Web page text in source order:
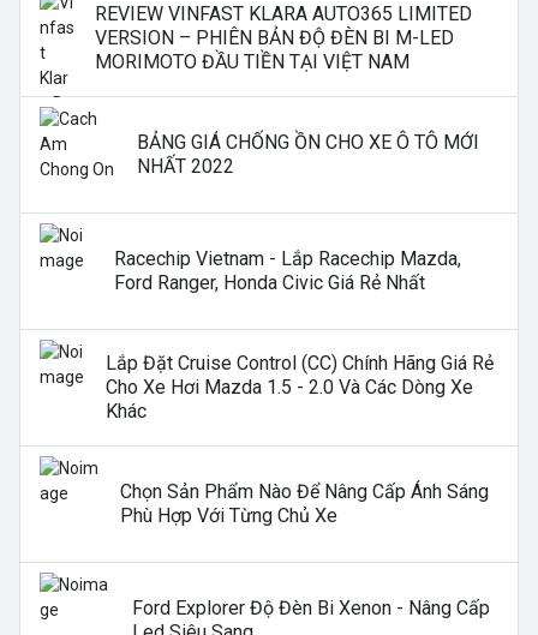
REVIEW VINFAST KLARA AUTO365 LIMITED
VERSION – PHIÊN BẢN ĐỘ ĐÈN BI M-LED
MORIMOTO ĐẦU TIỀN TẠI VIỆT NAM
BẢNG GIÁ CHỐNG ỒN CHO XE Ô TÔ MỚI
NHẤT 2022
Racechip Vietnam - Lắp Racechip Mazda,
Ford Ranger, Honda Civic Giá Rẻ Nhất
Lắp Đặt Cruise Control (CC) Chính Hãng Giá Rẻ
Cho Xe Hơi Mazda 1.5 - 2.0 Và Các Dòng Xe
Khác
Chọn Sản Phẩm Nào Để Nâng Cấp Ánh Sáng
Phù Hợp Với Từng Chủ Xe
Ford Explorer Độ Đèn Bi Xenon - Nâng Cấp